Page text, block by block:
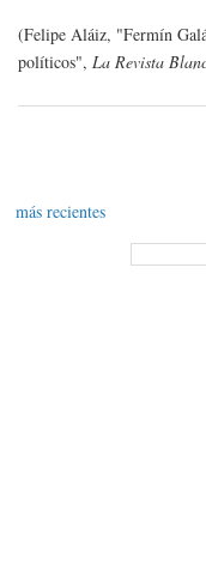
(Felipe Aláiz, "Fermín
políticos", La Revista
más recientes